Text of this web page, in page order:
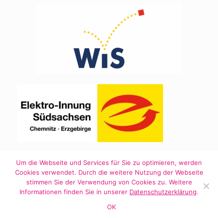
Ein Theme von
Um die Webseite und Services für Sie zu optimieren, werden
Cookies verwendet. Durch die weitere Nutzung der Webseite
stimmen Sie der Verwendung von Cookies zu. Weitere
Informationen finden Sie in unserer Datenschutzerklärung.
OK